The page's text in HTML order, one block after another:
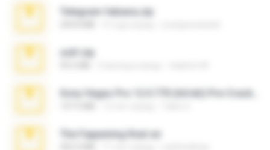
Telegram fabiana.zip
ouh!.zip
The Fappening final.rar